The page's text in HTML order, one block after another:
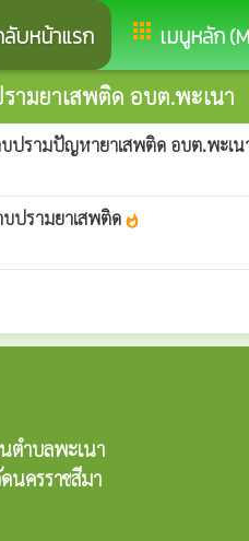
บหน้าแรก apps เมนูหลัก
ามยาเสพติด อบต.พะเนา
บปรามปัญหายาเสพติด อบต.พะเ
ปรามยาเสพติด whatshot
ตำบลพะเนา
นครราชสีมา